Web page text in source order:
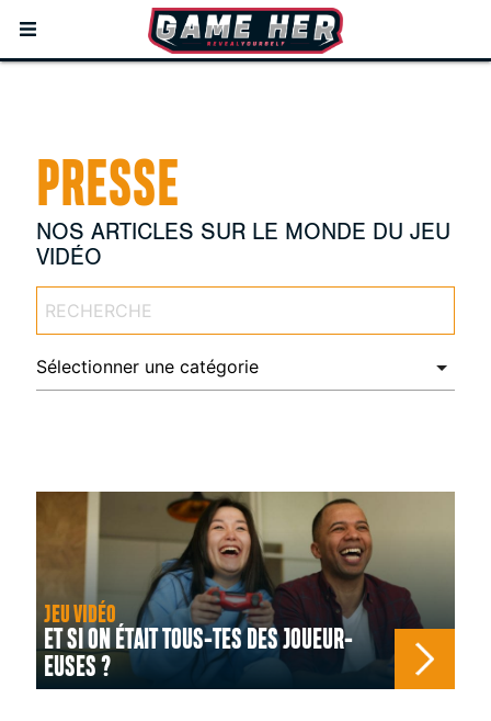
PRESSE
NOS ARTICLES SUR LE MONDE DU JEU
VIDÉO
JEU VIDÉO
ET SI ON ÉTAIT TOUS-TES DES JOUEUR-
EUSES ?